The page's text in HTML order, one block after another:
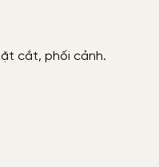
cắt, phối cảnh.